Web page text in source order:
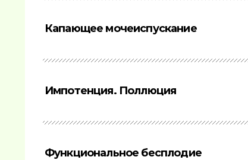
Капающее мочеиспускание
Импотенция. Поллюция
Функциональное бесплодие